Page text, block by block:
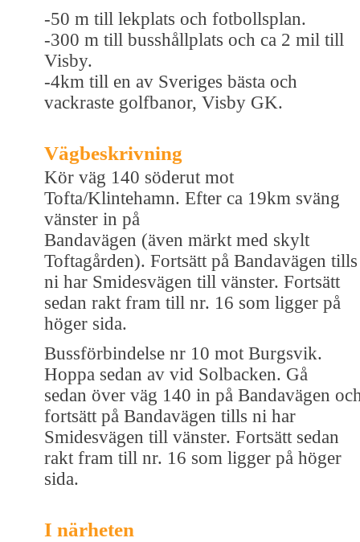
-50 m till lekplats och fotbollsplan.
-300 m till busshållplats och ca 2 mil till
Visby.
-4km till en av Sveriges bästa och
vackraste golfbanor, Visby GK.
Vägbeskrivning
Kör väg 140 söderut mot
Tofta/Klintehamn. Efter ca 19km sväng
vänster in på
Bandavägen (även märkt med skylt
Toftagården). Fortsätt på Bandavägen tills
ni har Smidesvägen till vänster. Fortsätt
sedan rakt fram till nr. 16 som ligger på
höger sida.
Bussförbindelse nr 10 mot Burgsvik.
Hoppa sedan av vid Solbacken. Gå
sedan över väg 140 in på Bandavägen
fortsätt på Bandavägen tills ni har
Smidesvägen till vänster. Fortsätt sedan
rakt fram till nr. 16 som ligger på höger
sida.
I närheten